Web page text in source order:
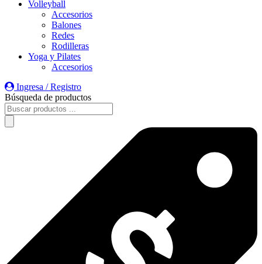
Volleyball
Accesorios
Balones
Redes
Rodilleras
Yoga y Pilates
Accesorios
Ingresa / Registro
Búsqueda de productos